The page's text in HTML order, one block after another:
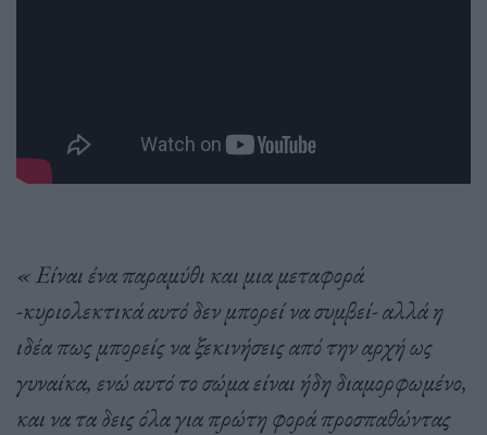
« Είναι ένα παραμύθι και μια μεταφορά
-κυριολεκτικά αυτό δεν μπορεί να συμβεί- αλλά η
ιδέα πως μπορείς να ξεκινήσεις από την αρχή ως
γυναίκα, ενώ αυτό το σώμα είναι ήδη διαμορφωμένο,
και να τα δεις όλα για πρώτη φορά προσπαθώντας